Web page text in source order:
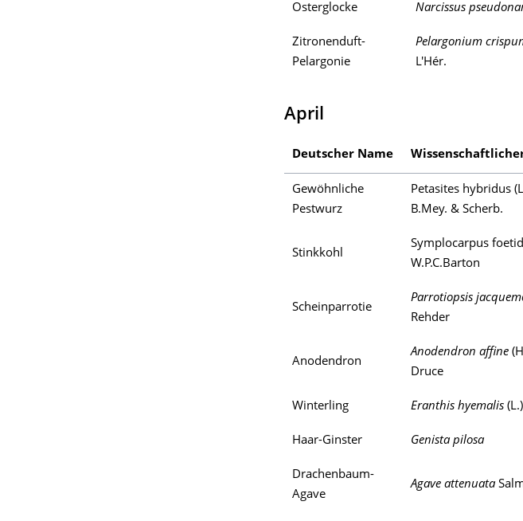
Osterglocke Narcissus
Zitronenduft-
Pelargonie
Pelargonium
L'Hér.
April
Deutscher Name
Gewöhnliche
Pestwurz
Petasites hybridus
B.Mey. & Scherb.
Stinkkohl
Symplocarpus
W.P.C.Barton
Scheinparrotie
Parrotiopsis
Rehder
Anodendron
Anodendron affine
Druce
Winterling Eranthis hyemalis
Haar-Ginster Genista pilosa
Drachenbaum-
Agave
Agave attenuata